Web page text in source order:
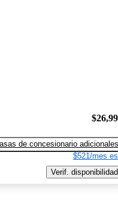
de concesionario adicionales
$521/mes
Verif. disponibilidad